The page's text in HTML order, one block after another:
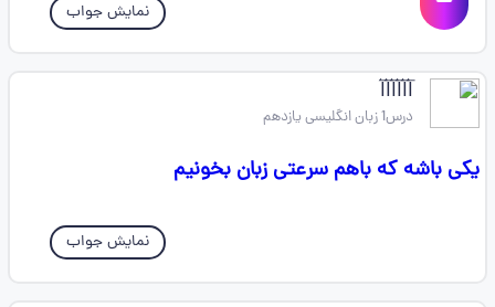
نمایش جواب
l⃐l⃐l⃐l⃐l⃐l⃐
درس1 زبان انگلیسی یازدهم
یکی باشه که باهم سرعتی زبان بخونیم
نمایش جواب